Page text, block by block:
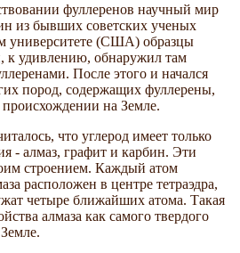
фуллеренов научный мир
из бывших советских ученых
университете (США) образцы
к удивлению, обнаружил там
После этого и начался
пород, содержащих фуллерены,
на Земле.
что углерод имеет только
- алмаз, графит и карбин. Эти
строением. Каждый атом
расположен в центре тетраэдра,
четыре ближайших атома. Такая
алмаза как самого твердого